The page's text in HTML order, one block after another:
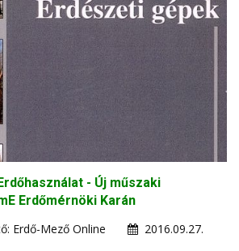
- Új műszaki
Erdőmérnöki Karán
Erdő-Mező Online
2016.09.27.